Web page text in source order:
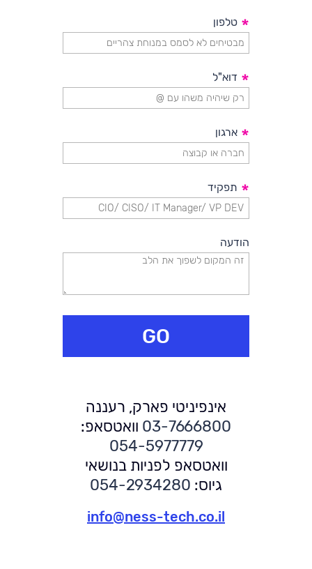
טלפון *
דוא"ל *
ארגון *
תפקיד *
הודעה
GO
אינפיניטי פארק, רעננה
03-7666800 וואטסאפ:
054-5977779
וואטסאפ לפניות בנושאי
גיוס: 054-2934280
info@ness-tech.co.il